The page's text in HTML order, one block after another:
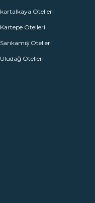
kartalkaya Otelleri
Kartepe Otelleri
Sarıkamış Otelleri
Uludağ Otelleri